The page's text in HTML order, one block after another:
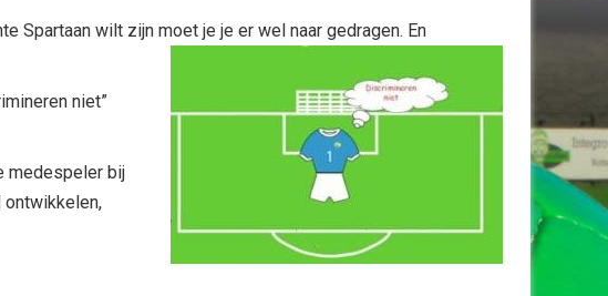
Spartaan wilt zijn moet je je er wel naar gedragen. En
niet”
medespeler bij